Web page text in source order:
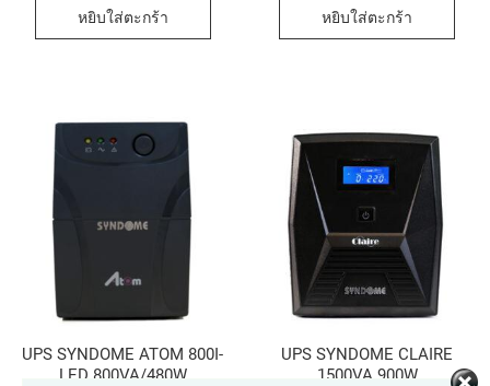
หยิบใส่ตะกร้า หยิบใส่ตะกร้า
UPS SYNDOME ATOM 800I-
LED 800VA/480W
UPS SYNDOME CLAIRE
1500VA 900W